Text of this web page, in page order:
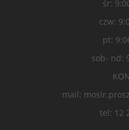
śr:
czw:
pt:
sob- nd:
mail:
tel: 12